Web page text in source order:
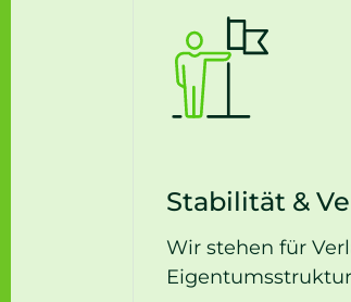
Stabilität &
Wir stehen für